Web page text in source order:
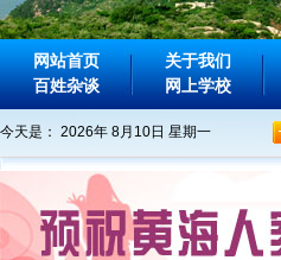
网站首页 关于我们
百姓杂谈
网上学校
今天是： 2026年 8月10日 星期一